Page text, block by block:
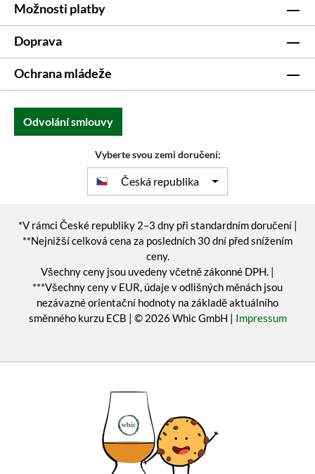
Možnosti platby
Doprava
Ochrana mládeže
Odvolání smlouvy
Vyberte svou zemi doručení:
Česká republika
*V rámci České republiky 2–3 dny při standardním doručení |
**Nejnižší celková cena za posledních 30 dní před snížením
ceny.
Všechny ceny jsou uvedeny včetně zákonné DPH. |
***Všechny ceny v EUR, údaje v odlišných měnách jsou
nezávazné orientační hodnoty na základě aktuálního
směnného kurzu ECB | © 2026 Whic GmbH | Impressum